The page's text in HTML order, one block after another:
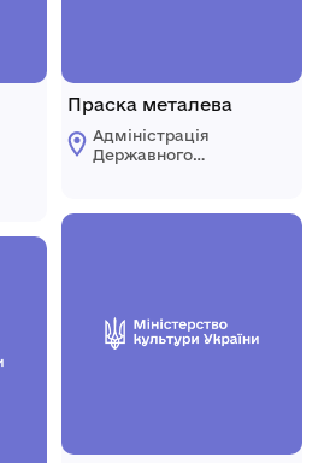
Праска металева
Адміністрація
Державного
заповідника "Буша"